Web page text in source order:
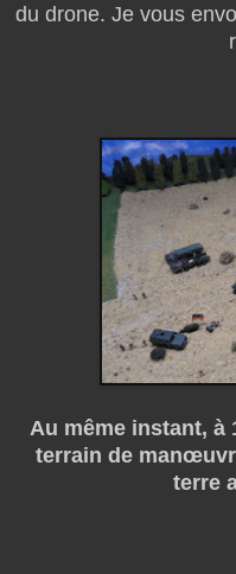
du drone. Je vous
Au même instant, à
terrain de
terre